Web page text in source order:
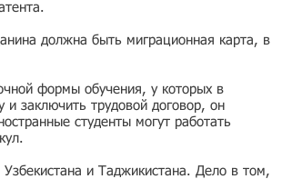
должна быть миграционная карта, в
формы обучения, у которых в
и заключить трудовой договор, он
студенты могут работать
и Таджикистана. Дело в том,